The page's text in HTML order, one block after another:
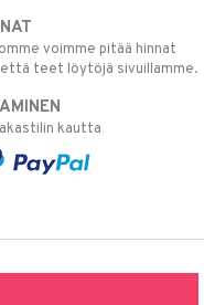
voimme pitää hinnat
että teet löytöjä sivuillamme.
kautta